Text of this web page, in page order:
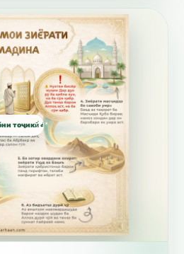
Tajik забо́ни тоҷикӣ́ الطاجيكية